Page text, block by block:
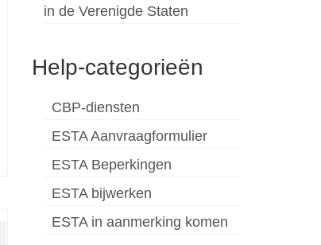
in de Verenigde Staten
Help-categorieën
CBP-diensten
ESTA Aanvraagformulier
ESTA Beperkingen
ESTA bijwerken
ESTA in aanmerking komen